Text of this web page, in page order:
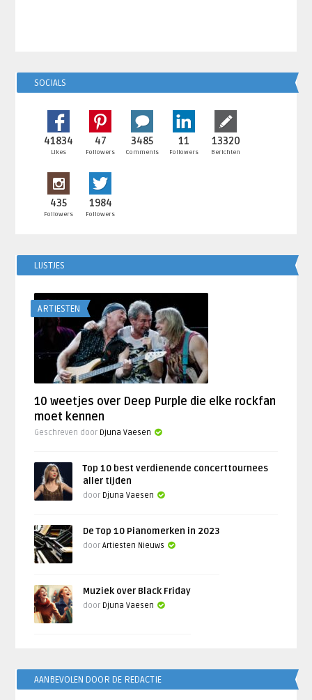
SOCIALS
41834
Likes
47
Followers
3485
Comments
11
Followers
13320
Berichten
435
Followers
1984
Followers
LIJSTJES
ARTIESTEN
10 weetjes over Deep Purple die elke rockfan
moet kennen
Geschreven door Djuna Vaesen
Top 10 best verdienende concerttournees
aller tijden
door Djuna Vaesen
De Top 10 Pianomerken in 2023
doorArtiesten Nieuws
Muziek over Black Friday
door Djuna Vaesen
AANBEVOLEN DOOR DE REDACTIE